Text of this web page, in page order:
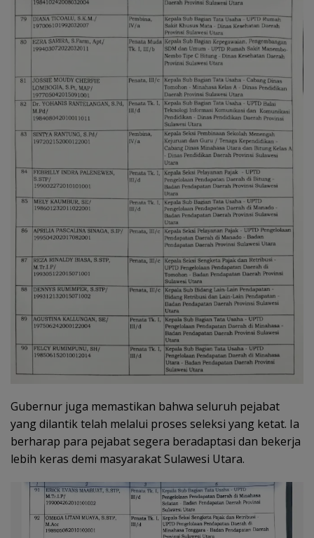
Gubernur juga memastikan bahwa seluruh pejabat
yang dilantik telah melalui proses seleksi yang ketat. Ia
berharap para pejabat segera beradaptasi dan bekerja
lebih keras demi masyarakat Sulawesi Utara.